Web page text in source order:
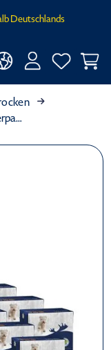
Deutschlands
Bozita Original Probierpaket "Welpen XL"